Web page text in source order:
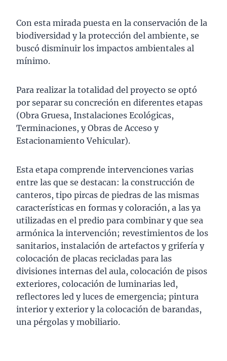
Con esta mirada puesta en la conservación de la
biodiversidad y la protección del ambiente, se
buscó disminuir los impactos ambientales al
mínimo.
Para realizar la totalidad del proyecto se optó
por separar su concreción en diferentes etapas
(Obra Gruesa, Instalaciones Ecológicas,
Terminaciones, y Obras de Acceso y
Estacionamiento Vehicular).
Esta etapa comprende intervenciones varias
entre las que se destacan: la construcción de
canteros, tipo pircas de piedras de las mismas
características en formas y coloración, a las ya
utilizadas en el predio para combinar y que sea
armónica la intervención; revestimientos de los
sanitarios, instalación de artefactos y grifería y
colocación de placas recicladas para las
divisiones internas del aula, colocación de pisos
exteriores, colocación de luminarias led,
reflectores led y luces de emergencia; pintura
interior y exterior y la colocación de barandas,
una pérgolas y mobiliario.